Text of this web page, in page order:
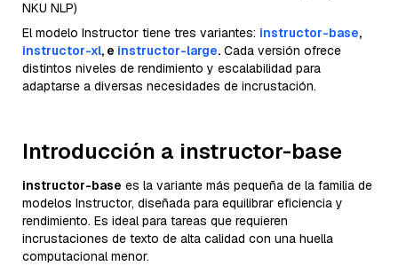
NKU NLP)
El modelo Instructor tiene tres variantes: instructor-base,
instructor-xl, e instructor-large. Cada versión ofrece
distintos niveles de rendimiento y escalabilidad para
adaptarse a diversas necesidades de incrustación.
Introducción a instructor-base
instructor-base es la variante más pequeña de la familia de
modelos Instructor, diseñada para equilibrar eficiencia y
rendimiento. Es ideal para tareas que requieren
incrustaciones de texto de alta calidad con una huella
computacional menor.